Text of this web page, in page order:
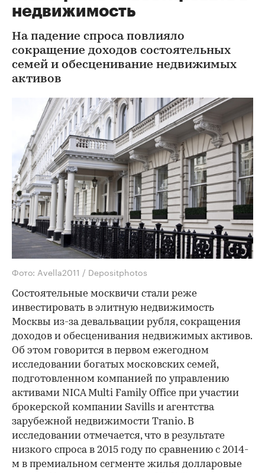
недвижимость
На падение спроса повлияло
сокращение доходов состоятельных
семей и обесценивание недвижимых
активов
Фото: Avella2011 / Depositphotos
Состоятельные москвичи стали реже
инвестировать в элитную недвижимость
Москвы из-за девальвации рубля, сокращения
доходов и обесценивания недвижимых активов.
Об этом говорится в первом ежегодном
исследовании богатых московских семей,
подготовленном компанией по управлению
активами NICA Multi Family Office при участии
брокерской компании Savills и агентства
зарубежной недвижимости Tranio. В
исследовании отмечается, что в результате
низкого спроса в 2015 году по сравнению с 2014-
м в премиальном сегменте жилья долларовые